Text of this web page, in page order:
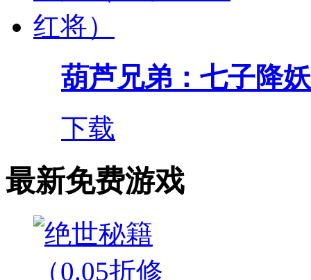
葫芦兄弟：七子降
下载
最新免费游戏